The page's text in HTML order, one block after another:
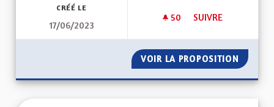
CRÉÉ LE
17/06/2023
50 50 ABONNÉS
SUIVRE
VOIR LA PROPOSITION